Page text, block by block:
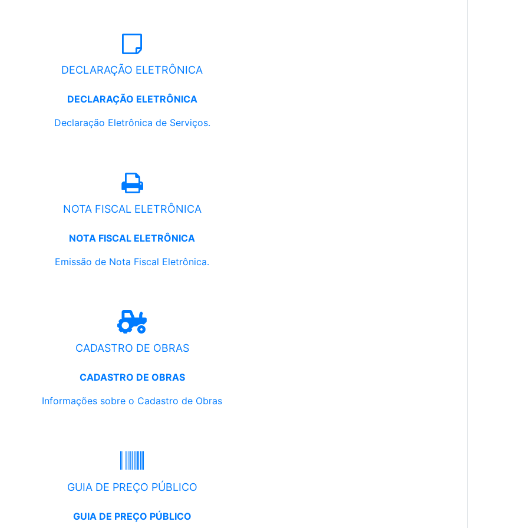
DECLARAÇÃO ELETRÔNICA
DECLARAÇÃO ELETRÔNICA
Declaração Eletrônica de Serviços.
NOTA FISCAL ELETRÔNICA
NOTA FISCAL ELETRÔNICA
Emissão de Nota Fiscal Eletrônica.
CADASTRO DE OBRAS
CADASTRO DE OBRAS
Informações sobre o Cadastro de Obras
GUIA DE PREÇO PÚBLICO
GUIA DE PREÇO PÚBLICO